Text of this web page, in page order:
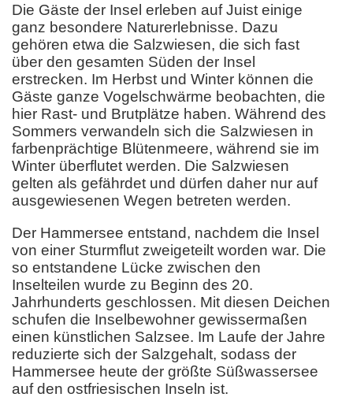
Die Gäste der Insel erleben auf Juist einige
ganz besondere Naturerlebnisse. Dazu
gehören etwa die Salzwiesen, die sich fast
über den gesamten Süden der Insel
erstrecken. Im Herbst und Winter können die
Gäste ganze Vogelschwärme beobachten, die
hier Rast- und Brutplätze haben. Während des
Sommers verwandeln sich die Salzwiesen in
farbenprächtige Blütenmeere, während sie im
Winter überflutet werden. Die Salzwiesen
gelten als gefährdet und dürfen daher nur auf
ausgewiesenen Wegen betreten werden.
Der Hammersee entstand, nachdem die Insel
von einer Sturmflut zweigeteilt worden war. Die
so entstandene Lücke zwischen den
Inselteilen wurde zu Beginn des 20.
Jahrhunderts geschlossen. Mit diesen Deichen
schufen die Inselbewohner gewissermaßen
einen künstlichen Salzsee. Im Laufe der Jahre
reduzierte sich der Salzgehalt, sodass der
Hammersee heute der größte Süßwassersee
auf den ostfriesischen Inseln ist.